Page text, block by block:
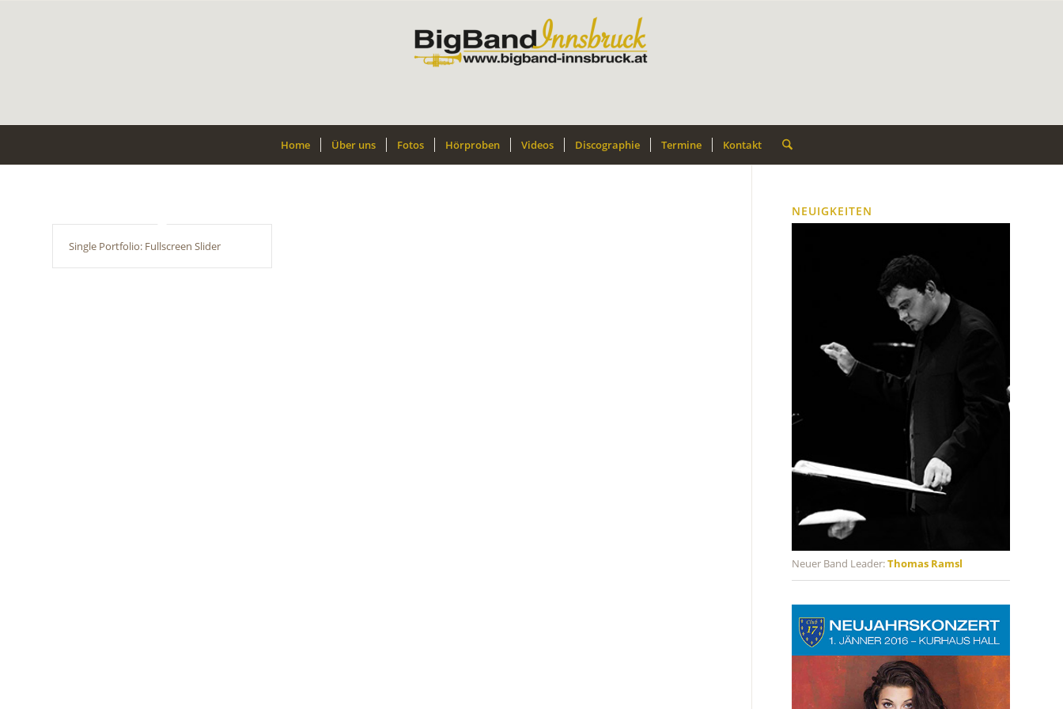
Home Über uns Fotos Hörproben Videos Discographie Termine Kontakt
Single Portfolio: Fullscreen Slider
NEUIGKEITEN
Neuer Band Leader:Thomas Ramsl